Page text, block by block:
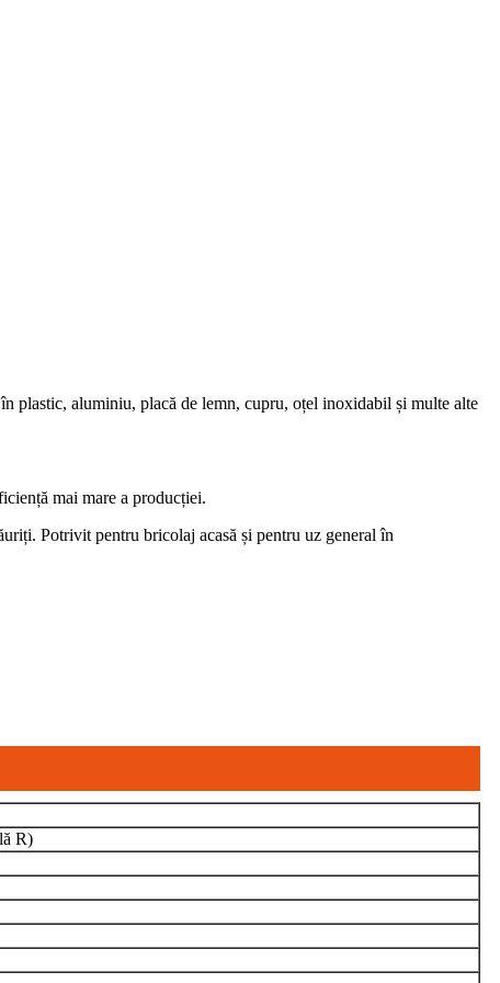
plastic, aluminiu, placă de lemn, cupru, oțel inoxidabil și multe alte
mai mare a producției.
Potrivit pentru bricolaj acasă și pentru uz general în
R)